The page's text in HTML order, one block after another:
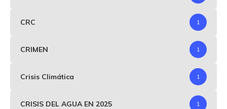
CRC 1
CRIMEN 1
Crisis Climática 1
CRISIS DEL AGUA EN 2025 1